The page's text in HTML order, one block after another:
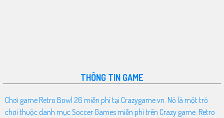
THÔNG TIN GAME
Chơi game Retro Bowl 26 miễn phí tại Crazygame.vn. Nó là một trò
chơi thuộc danh mục Soccer Games miễn phí trên Crazy game. Retro